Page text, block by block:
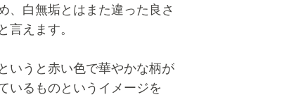
、白無垢とはまた違った良さ
言えます。
いうと赤い色で華やかな柄が
いるものというイメージを